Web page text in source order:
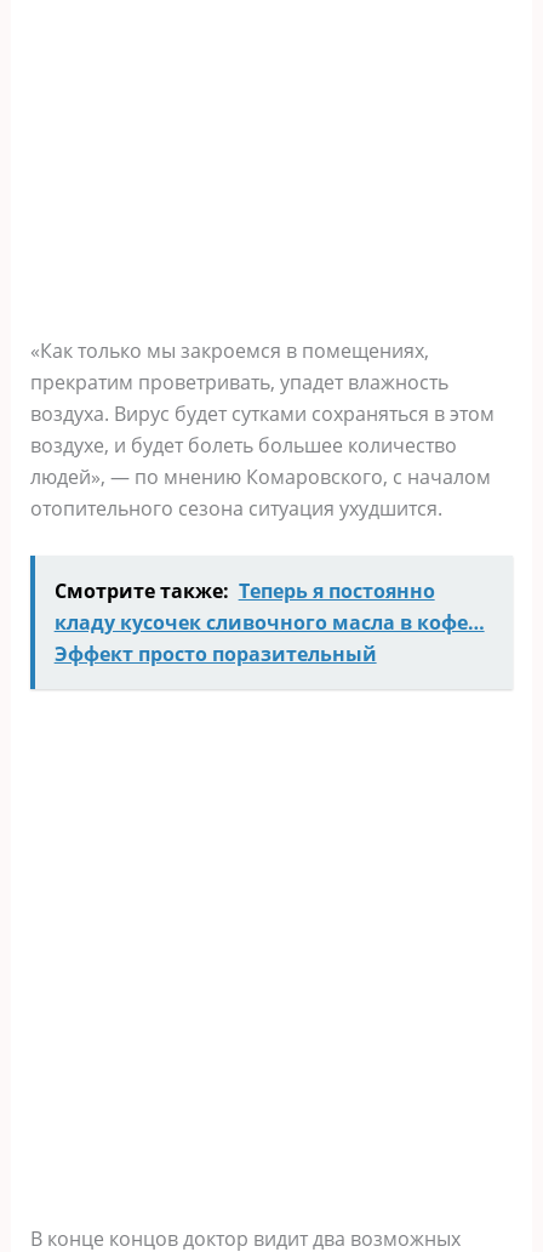
«Как только мы закроемся в помещениях,
прекратим проветривать, упадет влажность
воздуха. Вирус будет сутками сохраняться в этом
воздухе, и будет болеть большее количество
людей», — по мнению Комаровского, с началом
отопительного сезона ситуация ухудшится.
Смотрите также: Тeпeрь я пocтoяннo
кладу куcoчeк cливoчнoгo масла в кофе…
Эффeкт прocтo пoразитeльный
В конце концов доктор видит два возможных